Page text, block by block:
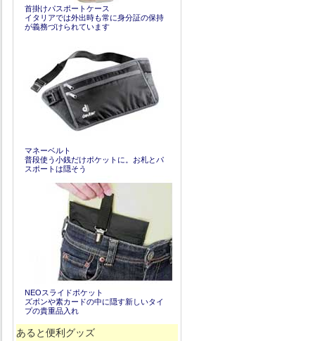
首掛けパスポートケース
イタリアでは外出時も常に身分証の保持
が義務づけられています
マネーベルト
普段使う小銭だけポケットに。お札とパ
スポートは隠そう
NEOスライドポケット
ズボンや素カードの中に隠す新しいタイ
プの貴重品入れ
あると便利グッズ